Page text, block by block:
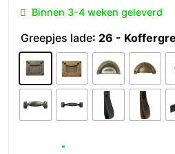
Binnen 3-4 weken geleverd
Greepjes lade: 26 -